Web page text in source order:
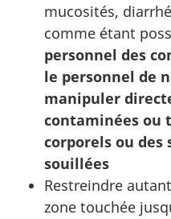
mucosités,
comme étant
personnel des
le personnel de
manipuler
contaminées ou
corporels ou
souillées
Restreindre
zone touchée